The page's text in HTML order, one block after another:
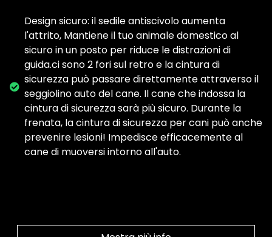
Design sicuro: il sedile antiscivolo aumenta
l'attrito, Mantiene il tuo animale domestico al
sicuro in un posto per riduce le distrazioni di
guida.ci sono 2 fori sul retro e la cintura di
sicurezza può passare direttamente attraverso il
seggiolino auto del cane. Il cane che indossa la
cintura di sicurezza sarà più sicuro. Durante la
frenata, la cintura di sicurezza per cani può anche
prevenire lesioni! Impedisce efficacemente al
cane di muoversi intorno all'auto.